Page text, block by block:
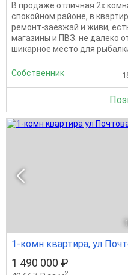
В продаже отличная 2х
спокойном районе, в
ремонт-заезжай и живи,
магазины и ПВЗ. не далеко
шикарное место для
Собственник
1
1-комн квартира, ул
1 490 000 ₽